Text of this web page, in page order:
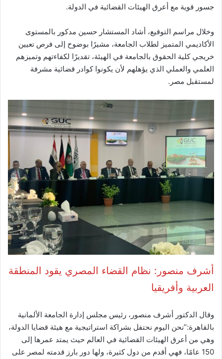
جسور قوية مع أعرق الهيئات القضائية في الدولة.
وخلال مراسم التوقيع، أشاد المستشار حسين مدكور بالمستوى
الأكاديمي المتميز لطلاب الجامعة، مشيرًا بوضوح إلى فرص تعيين
خريجي كلية الحقوق بالجامعة في الهيئة، تقديرًا لكفاءتهم وتميزهم
العلمي والعملي الذي يؤهلهم لأن يكونوا كوادر قضائية مشرفة
لمستقبل مصر.
أشرف منصور: نظام القضاء المصري يقود المنطقة
العربية وأفريقيا
وقال الدكتور أشرف منصور، رئيس مجلس إدارة الجامعة الألمانية
بالقاهرة:”نحن اليوم نحتفل بشراكة استراتيجية مع هيئة قضايا الدولة،
وهي من أعرق الهيئات القضائية في العالم حيث يمتد عمرها إلى
150 عامًا، فهي أقدم من دول كثيرة، ولها دور بارز قدمته لمصر على